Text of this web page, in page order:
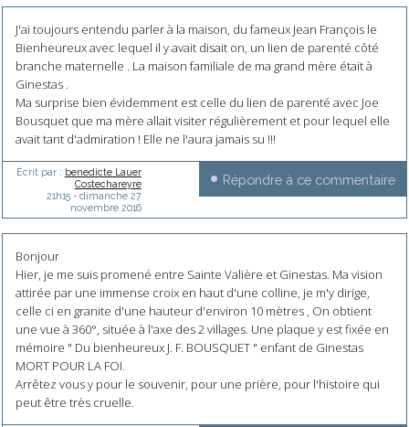
J'ai toujours entendu parler à la maison, du fameux Jean François le
Bienheureux avec lequel il y avait disait on, un lien de parenté côté
branche maternelle . La maison familiale de ma grand mère était à
Ginestas .
Ma surprise bien évidemment est celle du lien de parenté avec Joe
Bousquet que ma mère allait visiter régulièrement et pour lequel elle
avait tant d'admiration ! Elle ne l'aura jamais su !!!
Écrit par : benedicte Lauer
Costechareyre
21h15- dimanche 27
novembre 2016
Répondre à ce commentaire
Bonjour
Hier, je me suis promené entre Sainte Valière et Ginestas. Ma vision
attirée par une immense croix en haut d'une colline, je m'y dirige,
celle ci en granite d'une hauteur d'environ 10 mètres , On obtient
une vue à 360°, située à l'axe des 2 villages. Une plaque y est fixée en
mémoire " Du bienheureux J. F. BOUSQUET " enfant de Ginestas
MORT POUR LA FOI.
Arrêtez vous y pour le souvenir, pour une prière, pour l'histoire qui
peut être très cruelle.